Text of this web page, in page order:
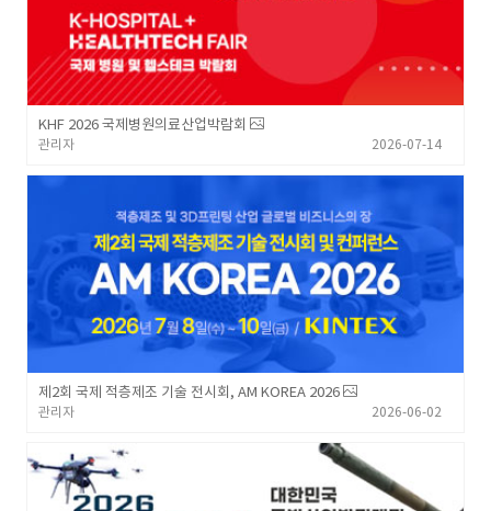
KHF 2026 국제병원의료산업박람회
관리자 2026-07-14
제2회 국제 적층제조 기술 전시회, AM KOREA 2026
관리자 2026-06-02